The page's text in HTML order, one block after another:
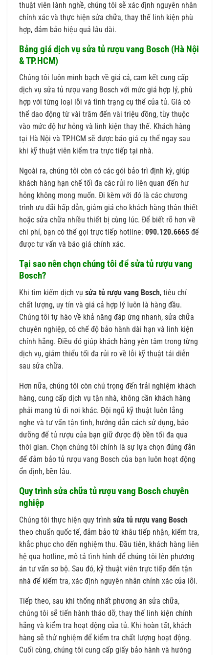
thuật viên lành nghề, chúng tôi sẽ xác định nguyên nhân
chính xác và thực hiện sửa chữa, thay thế linh kiện phù
hợp, đảm bảo hiệu quả lâu dài.
Bảng giá dịch vụ sửa tủ rượu vang Bosch (Hà Nội
& TP.HCM)
Chúng tôi luôn minh bạch về giá cả, cam kết cung cấp
dịch vụ sửa tủ rượu vang Bosch với mức giá hợp lý, phù
hợp với từng loại lỗi và tình trạng cụ thể của tủ. Giá có
thể dao động từ vài trăm đến vài triệu đồng, tùy thuộc
vào mức độ hư hỏng và linh kiện thay thế. Khách hàng
tại Hà Nội và TP.HCM sẽ được báo giá cụ thể ngay sau
khi kỹ thuật viên kiểm tra trực tiếp tại nhà.
Ngoài ra, chúng tôi còn có các gói bảo trì định kỳ, giúp
khách hàng hạn chế tối đa các rủi ro liên quan đến hư
hỏng không mong muốn. Đi kèm với đó là các chương
trình ưu đãi hấp dẫn, giảm giá cho khách hàng thân thiết
hoặc sửa chữa nhiều thiết bị cùng lúc. Để biết rõ hơn về
chi phí, bạn có thể gọi trực tiếp hotline: 090.120.6665 để
được tư vấn và báo giá chính xác.
Tại sao nên chọn chúng tôi để sửa tủ rượu vang
Bosch?
Khi tìm kiếm dịch vụ sửa tủ rượu vang Bosch, tiêu chí
chất lượng, uy tín và giá cả hợp lý luôn là hàng đầu.
Chúng tôi tự hào về khả năng đáp ứng nhanh, sửa chữa
chuyên nghiệp, có chế độ bảo hành dài hạn và linh kiện
chính hãng. Điều đó giúp khách hàng yên tâm trong từng
dịch vụ, giảm thiểu tối đa rủi ro về lỗi kỹ thuật tái diễn
sau sửa chữa.
Hơn nữa, chúng tôi còn chú trọng đến trải nghiệm khách
hàng, cung cấp dịch vụ tận nhà, không cần khách hàng
phải mang tủ đi nơi khác. Đội ngũ kỹ thuật luôn lắng
nghe và tư vấn tận tình, hướng dẫn cách sử dụng, bảo
dưỡng để tủ rượu của bạn giữ được độ bền tối đa qua
thời gian. Chọn chúng tôi chính là sự lựa chọn đúng đắn
để đảm bảo tủ rượu vang Bosch của bạn luôn hoạt động
ổn định, bền lâu.
Quy trình sửa chữa tủ rượu vang Bosch chuyên
nghiệp
Chúng tôi thực hiện quy trình sửa tủ rượu vang Bosch
theo chuẩn quốc tế, đảm bảo từ khâu tiếp nhận, kiểm tra,
khắc phục cho đến nghiệm thu. Đầu tiên, khách hàng liên
hệ qua hotline, mô tả tình hình để chúng tôi lên phương
án tư vấn sơ bộ. Sau đó, kỹ thuật viên trực tiếp đến tận
nhà để kiểm tra, xác định nguyên nhân chính xác của lỗi.
Tiếp theo, sau khi thống nhất phương án sửa chữa,
chúng tôi sẽ tiến hành tháo dỡ, thay thế linh kiện chính
hãng và kiểm tra hoạt động của tủ. Khi hoàn tất, khách
hàng sẽ thử nghiệm để kiểm tra chất lượng hoạt động.
Cuối cùng, chúng tôi cung cấp giấy bảo hành và hướng